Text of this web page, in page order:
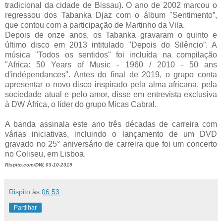
tradicional da cidade de Bissau). O ano de 2002 marcou o
regressou dos Tabanka Djaz com o álbum "Sentimento”,
que contou com a participação de Martinho da Vila.
Depois de onze anos, os Tabanka gravaram o quinto e
último disco em 2013 intitulado "Depois do Silêncio”. A
música "Todos os sentidos" foi incluída na compilação
"Africa: 50 Years of Music - 1960 / 2010 - 50 ans
d'indépendances". Antes do final de 2019, o grupo conta
apresentar o novo disco inspirado pela alma africana, pela
sociedade atual e pelo amor, disse em entrevista exclusiva
à DW África, o líder do grupo Micas Cabral.
A banda assinala este ano três décadas de carreira com
várias iniciativas, incluindo o lançamento de um DVD
gravado no 25° aniversário de carreira que foi um concerto
no Coliseu, em Lisboa.
Rispito.com/DW, 03-10-2019
Rispito às 06:53
Partilhar